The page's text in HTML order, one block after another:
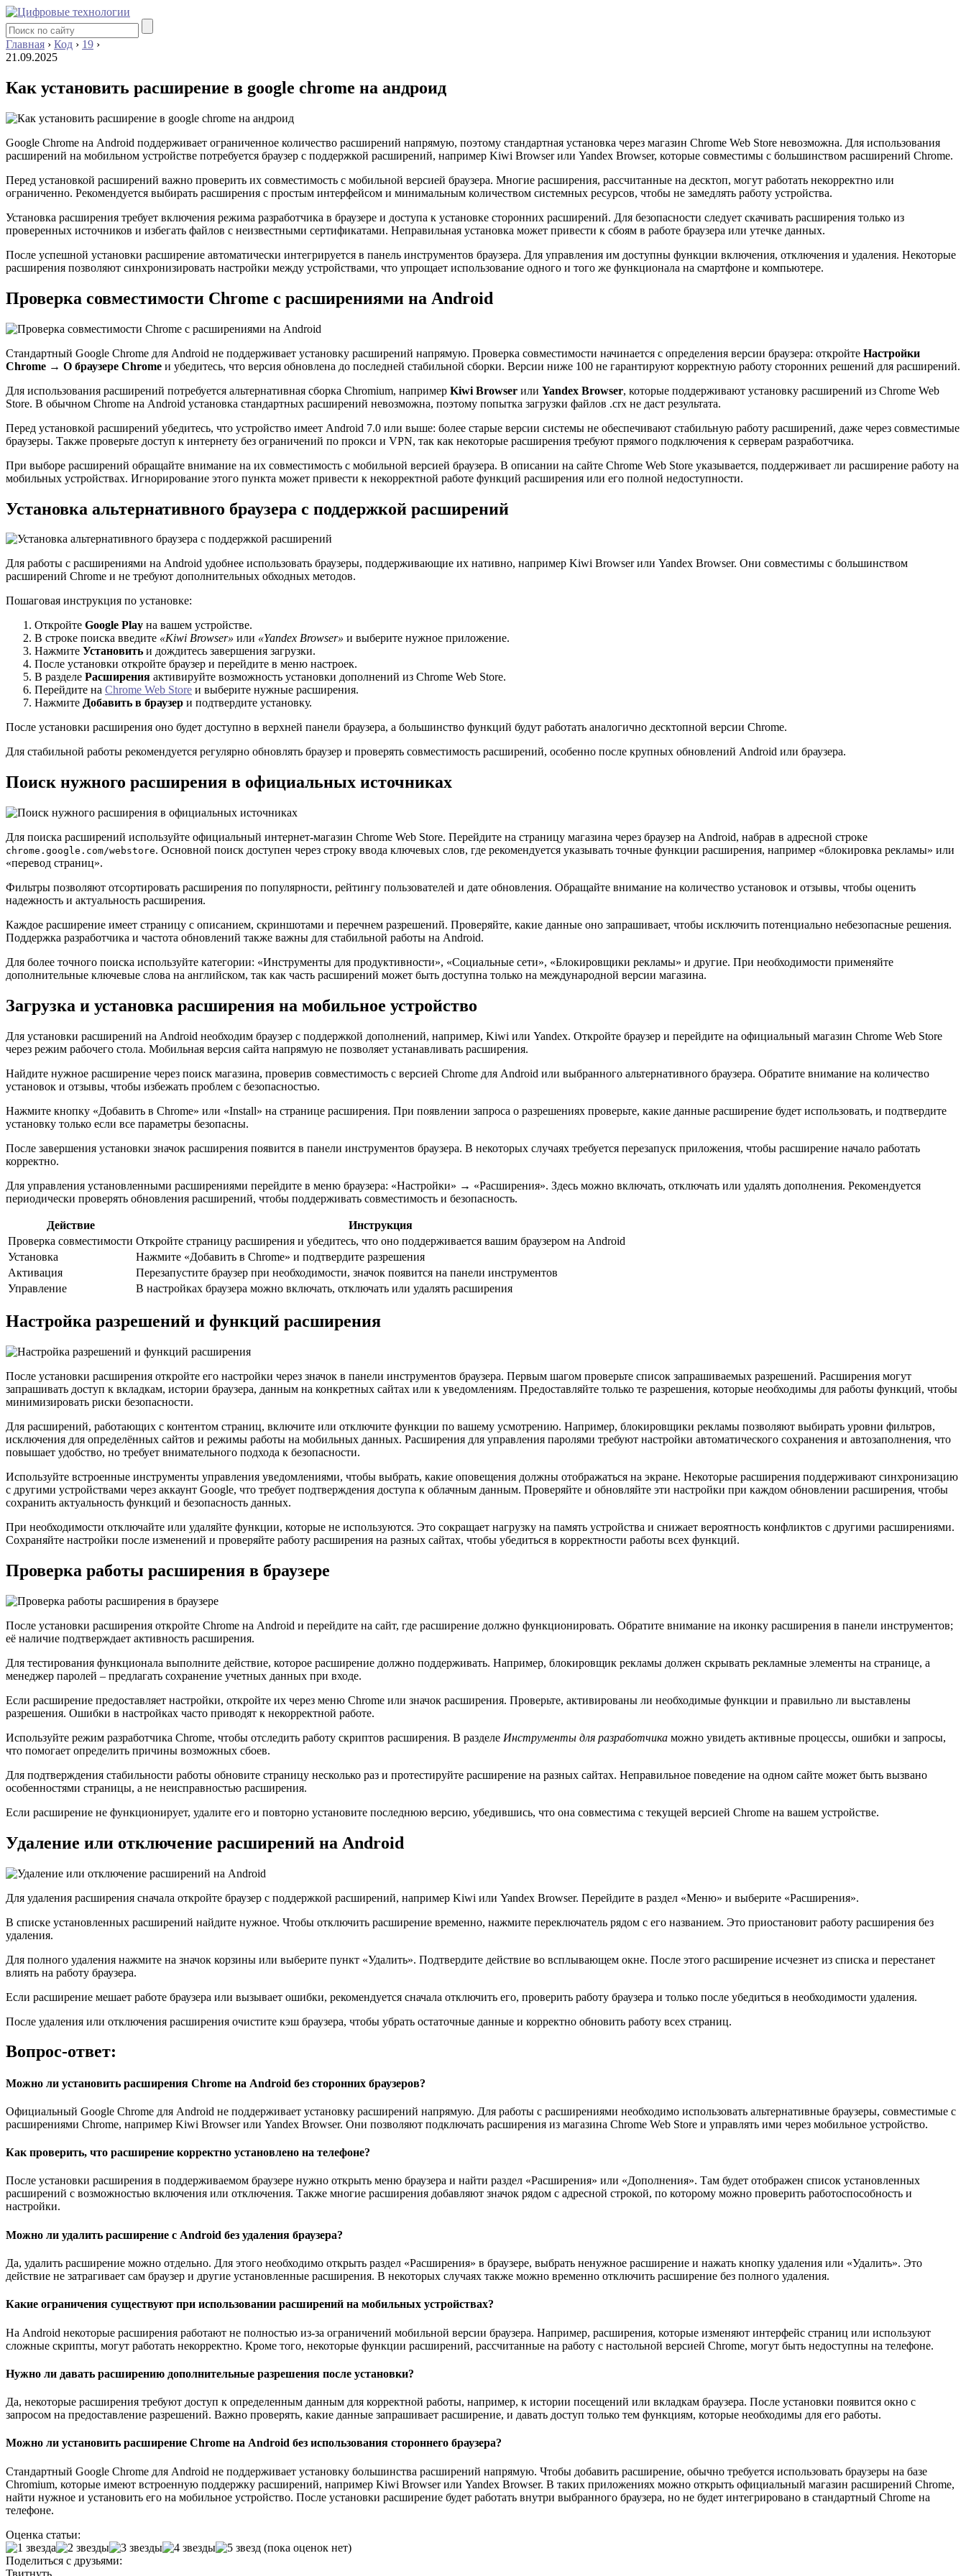
Главная › Код › 19 ›
21.09.2025
Как установить расширение в google chrome на андроид
Google Chrome на Android поддерживает ограниченное количество расширений напрямую, поэтому стандартная установка через магазин Chrome Web Store невозможна. Для использования
расширений на мобильном устройстве потребуется браузер с поддержкой расширений, например Kiwi Browser или Yandex Browser, которые совместимы с большинством расширений Chrome.
Перед установкой расширений важно проверить их совместимость с мобильной версией браузера. Многие расширения, рассчитанные на десктоп, могут работать некорректно или
ограниченно. Рекомендуется выбирать расширения с простым интерфейсом и минимальным количеством системных ресурсов, чтобы не замедлять работу устройства.
Установка расширения требует включения режима разработчика в браузере и доступа к установке сторонних расширений. Для безопасности следует скачивать расширения только из
проверенных источников и избегать файлов с неизвестными сертификатами. Неправильная установка может привести к сбоям в работе браузера или утечке данных.
После успешной установки расширение автоматически интегрируется в панель инструментов браузера. Для управления им доступны функции включения, отключения и удаления. Некоторые
расширения позволяют синхронизировать настройки между устройствами, что упрощает использование одного и того же функционала на смартфоне и компьютере.
Проверка совместимости Chrome с расширениями на Android
Стандартный Google Chrome для Android не поддерживает установку расширений напрямую. Проверка совместимости начинается с определения версии браузера: откройте Настройки
Chrome → О браузере Chrome и убедитесь, что версия обновлена до последней стабильной сборки. Версии ниже 100 не гарантируют корректную работу сторонних решений для расширений.
Для использования расширений потребуется альтернативная сборка Chromium, например Kiwi Browser или Yandex Browser, которые поддерживают установку расширений из Chrome Web
Store. В обычном Chrome на Android установка стандартных расширений невозможна, поэтому попытка загрузки файлов .crx не даст результата.
Перед установкой расширений убедитесь, что устройство имеет Android 7.0 или выше: более старые версии системы не обеспечивают стабильную работу расширений, даже через совместимые
браузеры. Также проверьте доступ к интернету без ограничений по прокси и VPN, так как некоторые расширения требуют прямого подключения к серверам разработчика.
При выборе расширений обращайте внимание на их совместимость с мобильной версией браузера. В описании на сайте Chrome Web Store указывается, поддерживает ли расширение работу на
мобильных устройствах. Игнорирование этого пункта может привести к некорректной работе функций расширения или его полной недоступности.
Установка альтернативного браузера с поддержкой расширений
Для работы с расширениями на Android удобнее использовать браузеры, поддерживающие их нативно, например Kiwi Browser или Yandex Browser. Они совместимы с большинством
расширений Chrome и не требуют дополнительных обходных методов.
Пошаговая инструкция по установке:
Откройте Google Play на вашем устройстве.
В строке поиска введите «Kiwi Browser» или «Yandex Browser» и выберите нужное приложение.
Нажмите Установить и дождитесь завершения загрузки.
После установки откройте браузер и перейдите в меню настроек.
В разделе Расширения активируйте возможность установки дополнений из Chrome Web Store.
Перейдите на Chrome Web Store и выберите нужные расширения.
Нажмите Добавить в браузер и подтвердите установку.
После установки расширения оно будет доступно в верхней панели браузера, а большинство функций будут работать аналогично десктопной версии Chrome.
Для стабильной работы рекомендуется регулярно обновлять браузер и проверять совместимость расширений, особенно после крупных обновлений Android или браузера.
Поиск нужного расширения в официальных источниках
Для поиска расширений используйте официальный интернет-магазин Chrome Web Store. Перейдите на страницу магазина через браузер на Android, набрав в адресной строке
chrome.google.com/webstore. Основной поиск доступен через строку ввода ключевых слов, где рекомендуется указывать точные функции расширения, например «блокировка рекламы» или
«перевод страниц».
Фильтры позволяют отсортировать расширения по популярности, рейтингу пользователей и дате обновления. Обращайте внимание на количество установок и отзывы, чтобы оценить
надежность и актуальность расширения.
Каждое расширение имеет страницу с описанием, скриншотами и перечнем разрешений. Проверяйте, какие данные оно запрашивает, чтобы исключить потенциально небезопасные решения.
Поддержка разработчика и частота обновлений также важны для стабильной работы на Android.
Для более точного поиска используйте категории: «Инструменты для продуктивности», «Социальные сети», «Блокировщики рекламы» и другие. При необходимости применяйте
дополнительные ключевые слова на английском, так как часть расширений может быть доступна только на международной версии магазина.
Загрузка и установка расширения на мобильное устройство
Для установки расширений на Android необходим браузер с поддержкой дополнений, например, Kiwi или Yandex. Откройте браузер и перейдите на официальный магазин Chrome Web Store
через режим рабочего стола. Мобильная версия сайта напрямую не позволяет устанавливать расширения.
Найдите нужное расширение через поиск магазина, проверив совместимость с версией Chrome для Android или выбранного альтернативного браузера. Обратите внимание на количество
установок и отзывы, чтобы избежать проблем с безопасностью.
Нажмите кнопку «Добавить в Chrome» или «Install» на странице расширения. При появлении запроса о разрешениях проверьте, какие данные расширение будет использовать, и подтвердите
установку только если все параметры безопасны.
После завершения установки значок расширения появится в панели инструментов браузера. В некоторых случаях требуется перезапуск приложения, чтобы расширение начало работать
корректно.
Для управления установленными расширениями перейдите в меню браузера: «Настройки» → «Расширения». Здесь можно включать, отключать или удалять дополнения. Рекомендуется
периодически проверять обновления расширений, чтобы поддерживать совместимость и безопасность.
Действие
Инструкция
Проверка совместимости Откройте страницу расширения и убедитесь, что оно поддерживается вашим браузером на Android
Установка
Нажмите «Добавить в Chrome» и подтвердите разрешения
Активация
Перезапустите браузер при необходимости, значок появится на панели инструментов
Управление
В настройках браузера можно включать, отключать или удалять расширения
Настройка разрешений и функций расширения
После установки расширения откройте его настройки через значок в панели инструментов браузера. Первым шагом проверьте список запрашиваемых разрешений. Расширения могут
запрашивать доступ к вкладкам, истории браузера, данным на конкретных сайтах или к уведомлениям. Предоставляйте только те разрешения, которые необходимы для работы функций, чтобы
минимизировать риски безопасности.
Для расширений, работающих с контентом страниц, включите или отключите функции по вашему усмотрению. Например, блокировщики рекламы позволяют выбирать уровни фильтров,
исключения для определённых сайтов и режимы работы на мобильных данных. Расширения для управления паролями требуют настройки автоматического сохранения и автозаполнения, что
повышает удобство, но требует внимательного подхода к безопасности.
Используйте встроенные инструменты управления уведомлениями, чтобы выбрать, какие оповещения должны отображаться на экране. Некоторые расширения поддерживают синхронизацию
с другими устройствами через аккаунт Google, что требует подтверждения доступа к облачным данным. Проверяйте и обновляйте эти настройки при каждом обновлении расширения, чтобы
сохранить актуальность функций и безопасность данных.
При необходимости отключайте или удаляйте функции, которые не используются. Это сокращает нагрузку на память устройства и снижает вероятность конфликтов с другими расширениями.
Сохраняйте настройки после изменений и проверяйте работу расширения на разных сайтах, чтобы убедиться в корректности работы всех функций.
Проверка работы расширения в браузере
После установки расширения откройте Chrome на Android и перейдите на сайт, где расширение должно функционировать. Обратите внимание на иконку расширения в панели инструментов;
её наличие подтверждает активность расширения.
Для тестирования функционала выполните действие, которое расширение должно поддерживать. Например, блокировщик рекламы должен скрывать рекламные элементы на странице, а
менеджер паролей – предлагать сохранение учетных данных при входе.
Если расширение предоставляет настройки, откройте их через меню Chrome или значок расширения. Проверьте, активированы ли необходимые функции и правильно ли выставлены
разрешения. Ошибки в настройках часто приводят к некорректной работе.
Используйте режим разработчика Chrome, чтобы отследить работу скриптов расширения. В разделе Инструменты для разработчика можно увидеть активные процессы, ошибки и запросы,
что помогает определить причины возможных сбоев.
Для подтверждения стабильности работы обновите страницу несколько раз и протестируйте расширение на разных сайтах. Неправильное поведение на одном сайте может быть вызвано
особенностями страницы, а не неисправностью расширения.
Если расширение не функционирует, удалите его и повторно установите последнюю версию, убедившись, что она совместима с текущей версией Chrome на вашем устройстве.
Удаление или отключение расширений на Android
Для удаления расширения сначала откройте браузер с поддержкой расширений, например Kiwi или Yandex Browser. Перейдите в раздел «Меню» и выберите «Расширения».
В списке установленных расширений найдите нужное. Чтобы отключить расширение временно, нажмите переключатель рядом с его названием. Это приостановит работу расширения без
удаления.
Для полного удаления нажмите на значок корзины или выберите пункт «Удалить». Подтвердите действие во всплывающем окне. После этого расширение исчезнет из списка и перестанет
влиять на работу браузера.
Если расширение мешает работе браузера или вызывает ошибки, рекомендуется сначала отключить его, проверить работу браузера и только после убедиться в необходимости удаления.
После удаления или отключения расширения очистите кэш браузера, чтобы убрать остаточные данные и корректно обновить работу всех страниц.
Вопрос-ответ:
Можно ли установить расширения Chrome на Android без сторонних браузеров?
Официальный Google Chrome для Android не поддерживает установку расширений напрямую. Для работы с расширениями необходимо использовать альтернативные браузеры, совместимые с
расширениями Chrome, например Kiwi Browser или Yandex Browser. Они позволяют подключать расширения из магазина Chrome Web Store и управлять ими через мобильное устройство.
Как проверить, что расширение корректно установлено на телефоне?
После установки расширения в поддерживаемом браузере нужно открыть меню браузера и найти раздел «Расширения» или «Дополнения». Там будет отображен список установленных
расширений с возможностью включения или отключения. Также многие расширения добавляют значок рядом с адресной строкой, по которому можно проверить работоспособность и
настройки.
Можно ли удалить расширение с Android без удаления браузера?
Да, удалить расширение можно отдельно. Для этого необходимо открыть раздел «Расширения» в браузере, выбрать ненужное расширение и нажать кнопку удаления или «Удалить». Это
действие не затрагивает сам браузер и другие установленные расширения. В некоторых случаях также можно временно отключить расширение без полного удаления.
Какие ограничения существуют при использовании расширений на мобильных устройствах?
На Android некоторые расширения работают не полностью из-за ограничений мобильной версии браузера. Например, расширения, которые изменяют интерфейс страниц или используют
сложные скрипты, могут работать некорректно. Кроме того, некоторые функции расширений, рассчитанные на работу с настольной версией Chrome, могут быть недоступны на телефоне.
Нужно ли давать расширению дополнительные разрешения после установки?
Да, некоторые расширения требуют доступ к определенным данным для корректной работы, например, к истории посещений или вкладкам браузера. После установки появится окно с
запросом на предоставление разрешений. Важно проверять, какие данные запрашивает расширение, и давать доступ только тем функциям, которые необходимы для его работы.
Можно ли установить расширение Chrome на Android без использования стороннего браузера?
Стандартный Google Chrome для Android не поддерживает установку большинства расширений напрямую. Чтобы добавить расширение, обычно требуется использовать браузеры на базе
Chromium, которые имеют встроенную поддержку расширений, например Kiwi Browser или Yandex Browser. В таких приложениях можно открыть официальный магазин расширений Chrome,
найти нужное и установить его на мобильное устройство. После установки расширение будет работать внутри выбранного браузера, но не будет интегрировано в стандартный Chrome на
телефоне.
Оценка статьи:
(пока оценок нет)
Поделиться с друзьями:
Твитнуть